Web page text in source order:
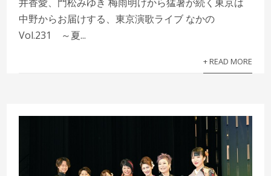
中野からお届けする、東京演歌ライブ なかの
Vol.231 ～夏...
+ READ MORE